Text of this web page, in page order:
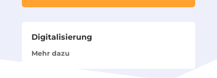
Digitalisierung
Mehr dazu